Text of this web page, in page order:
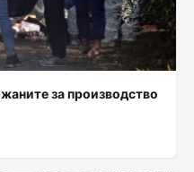
за производство